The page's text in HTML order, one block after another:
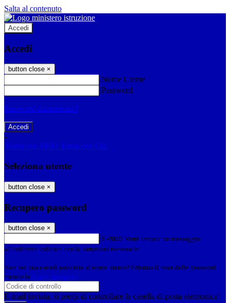
Salta al contenuto
Accedi
Accedi
button close ×
Nome Utente
Password
Password dimenticata?
-
Entra con SPID Entra con CIE
Seleziona utente
button close ×
Recupero password
button close ×
E-mail Verrà inviato un messaggio
all'indirizzo indicato con le istruzioni necessarie.
Non hai una e-mail associata al nome utente? Effettua il reset della password
tramite la Login Spaggiari
E-mail inviata, si prega di controllare la casella di posta elettronica!